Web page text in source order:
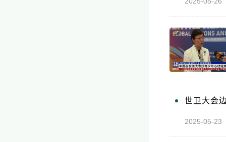
世卫大会
2025-05-